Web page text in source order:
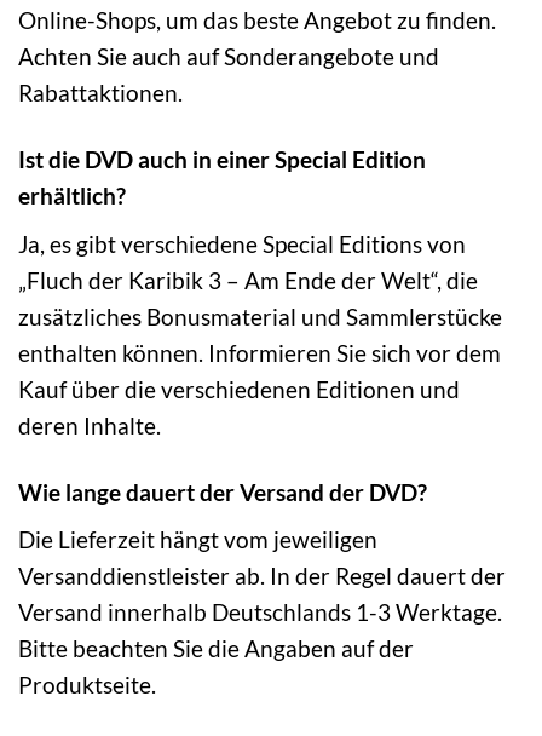
Online-Shops, um das beste Angebot zu finden.
Achten Sie auch auf Sonderangebote und
Rabattaktionen.
Ist die DVD auch in einer Special Edition
erhältlich?
Ja, es gibt verschiedene Special Editions von
„Fluch der Karibik 3 – Am Ende der Welt“, die
zusätzliches Bonusmaterial und Sammlerstücke
enthalten können. Informieren Sie sich vor dem
Kauf über die verschiedenen Editionen und
deren Inhalte.
Wie lange dauert der Versand der DVD?
Die Lieferzeit hängt vom jeweiligen
Versanddienstleister ab. In der Regel dauert der
Versand innerhalb Deutschlands 1-3 Werktage.
Bitte beachten Sie die Angaben auf der
Produktseite.